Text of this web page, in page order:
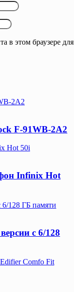
в этом браузере для
2A2
F-91WB-2A2
Hot 50i
Infinix Hot
128 ГБ памяти
с 6/128
Comfo Fit